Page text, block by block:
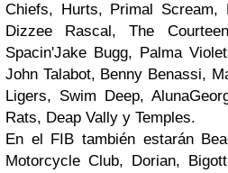
Chiefs, Hurts, Primal Scream,
Dizzee Rascal, The
Spacin'Jake Bugg, Palma
John Talabot, Benny Benassi,
Ligers, Swim Deep,
Rats, Deap Vally y Temples.
En el FIB también estarán
Motorcycle Club, Dorian,